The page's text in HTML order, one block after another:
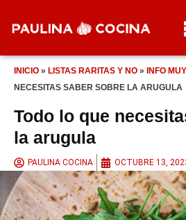
INICIO » LISTAS RARITAS Y NO » INFO
NECESITAS SABER SOBRE LA ARUGULA
Todo lo que
la arugula
PAULINA COCINA OCTUBRE 13,